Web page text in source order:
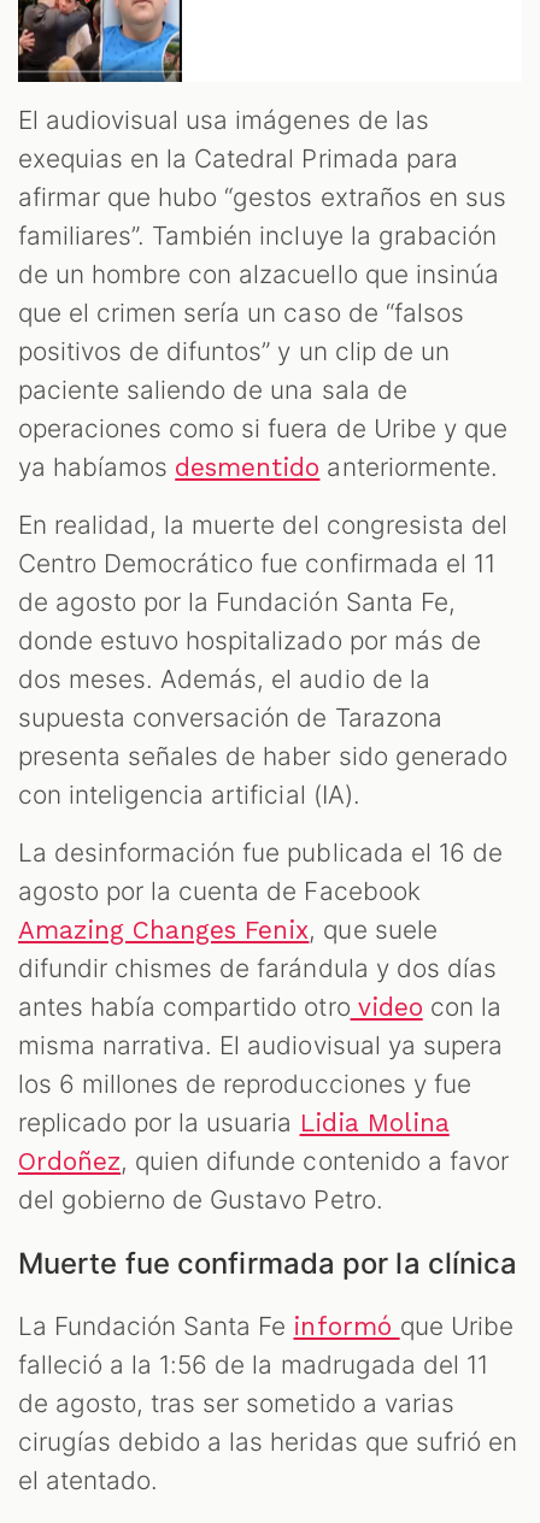
El audiovisual usa imágenes de las
exequias en la Catedral Primada para
afirmar que hubo “gestos extraños en sus
familiares”. También incluye la grabación
de un hombre con alzacuello que insinúa
que el crimen sería un caso de “falsos
positivos de difuntos” y un clip de un
paciente saliendo de una sala de
operaciones como si fuera de Uribe y que
ya habíamos desmentido anteriormente.
En realidad, la muerte del congresista del
Centro Democrático fue confirmada el 11
de agosto por la Fundación Santa Fe,
donde estuvo hospitalizado por más de
dos meses. Además, el audio de la
supuesta conversación de Tarazona
presenta señales de haber sido generado
con inteligencia artificial (IA).
La desinformación fue publicada el 16 de
agosto por la cuenta de Facebook
Amazing Changes Fenix, que suele
difundir chismes de farándula y dos días
antes había compartido otro video con la
misma narrativa. El audiovisual ya supera
los 6 millones de reproducciones y fue
replicado por la usuaria Lidia Molina
Ordoñez, quien difunde contenido a favor
del gobierno de Gustavo Petro.
Muerte fue confirmada por la clínica
La Fundación Santa Fe informó que Uribe
falleció a la 1:56 de la madrugada del 11
de agosto, tras ser sometido a varias
cirugías debido a las heridas que sufrió en
el atentado.